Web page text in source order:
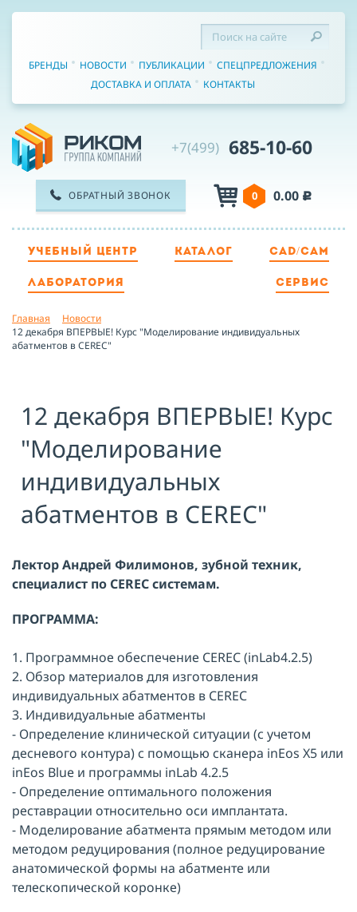
БРЕНДЫ НОВОСТИ ПУБЛИКАЦИИ
СПЕЦПРЕДЛОЖЕНИЯ
ДОСТАВКА И ОПЛАТА
КОНТАКТЫ
+7(499) 685-10-60
ОБРАТНЫЙ ЗВОНОК 0 0.00 c
ИМЯ
ознакомление с политикой
конфиденциальностии даю согласие
на
обработку персональных данных
УЧЕБНЫЙ ЦЕНТР КАТАЛОГ CAD/CAM
ЛАБОРАТОРИЯ СЕРВИС
Главная
Новости
12 декабря ВПЕРВЫЕ! Курс "Моделирование индивидуальных
абатментов в CEREC"
12 декабря ВПЕРВЫЕ! Курс
"Моделирование
индивидуальных
абатментов в CEREC"
Лектор Андрей Филимонов, зубной техник,
специалист по CEREC системам.
ПРОГРАММА:
1. Программное обеспечение CEREC (inLab4.2.5)
2. Обзор материалов для изготовления
индивидуальных абатментов в CEREC
3. Индивидуальные абатменты
- Определение клинической ситуации (с учетом
десневого контура) с помощью сканера inEos X5 или
inEоs Blue и программы inLab 4.2.5
- Определение оптимального положения
реставрации относительно оси имплантата.
- Моделирование абатмента прямым методом или
методом редуцирования (полное редуцирование
анатомической формы на абатменте или
телескопической коронке)